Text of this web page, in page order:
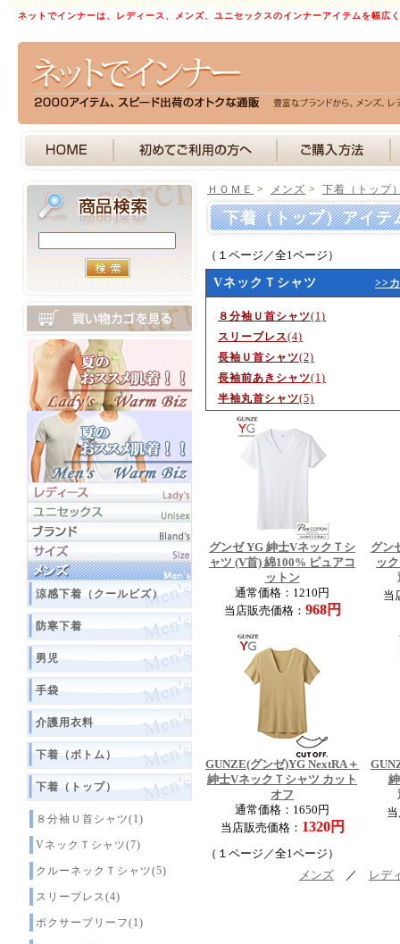
ネットでインナーは、レディース、メンズ、ユニセックスのインナーアイテムを幅広
涼感下着（クールビズ）
防寒下着
男児
手袋
介護用衣料
下着（ボトム）
下着（トップ）
８分袖Ｕ首シャツ(1)
VネックＴシャツ(7)
クルーネックＴシャツ(5)
スリーブレス(4)
ボクサーブリーフ(1)
ＨＯＭＥ > メンズ > 下着（トップ
下着（トップ）アイ
（１ページ／全1ページ）
VネックＴシャツ >>
８分袖Ｕ首シャツ(1)
スリーブレス(4)
長袖Ｕ首シャツ(2)
長袖前あきシャツ(1)
半袖丸首シャツ(5)
グンゼ YG 紳士VネックＴシ
ャツ (V首) 綿100% ピュアコ
ットン
通常価格：1210円
当店販売価格： 968円
グン
ッ
当
GUNZE(グンゼ)YG NextRA＋
紳士VネックＴシャツ カット
オフ
通常価格：1650円
当店販売価格： 1320円
（１ページ／全1ページ）
メンズ ／ レデ